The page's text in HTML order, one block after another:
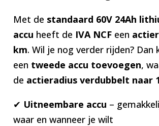
Met de standaard 60V 24Ah
accu heeft de IVA NCF een
km. Wil je nog verder rijden? Dan
een tweede accu toevoegen,
de actieradius verdubbelt naar
✔ Uitneembare accu –
waar en wanneer je wilt